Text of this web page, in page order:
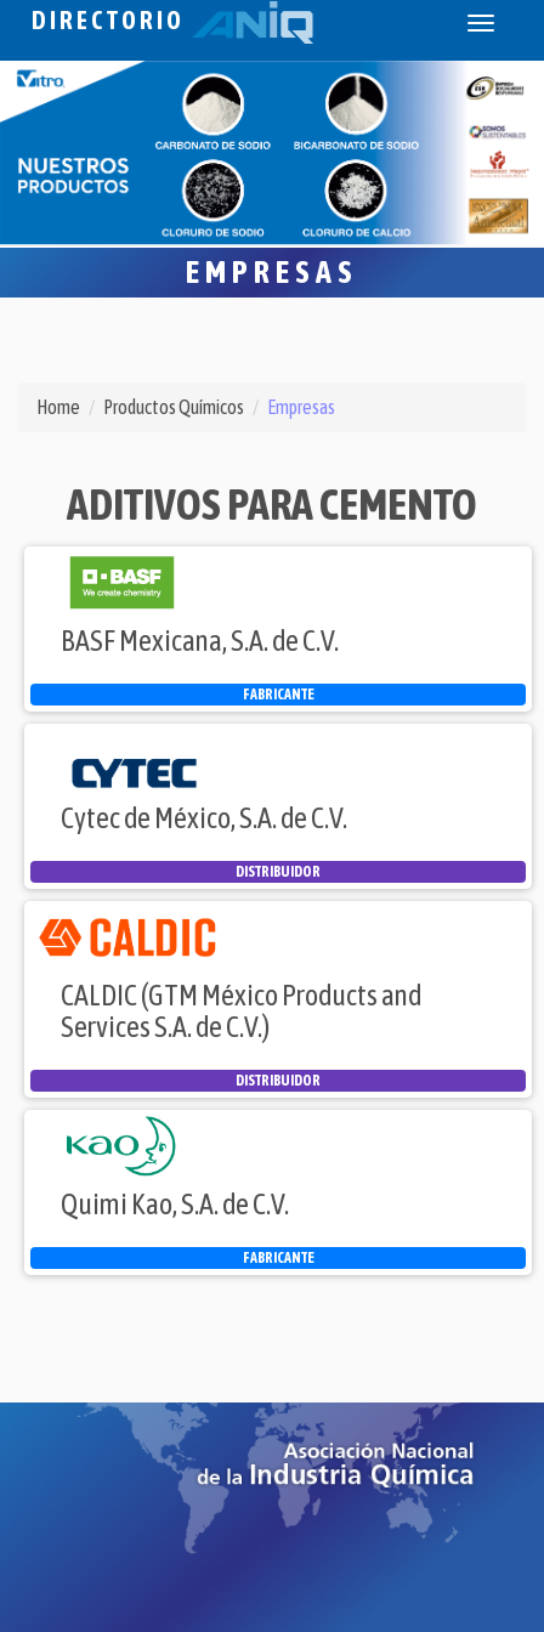
DIRECTORIO
Toggle
EMPRESAS
Home Productos Químicos Empresas
ADITIVOS PARA CEMENTO
BASF Mexicana, S.A. de C.V.
FABRICANTE
Cytec de México, S.A. de C.V.
DISTRIBUIDOR
CALDIC (GTM México Products and
Services S.A. de C.V.)
DISTRIBUIDOR
Quimi Kao, S.A. de C.V.
FABRICANTE